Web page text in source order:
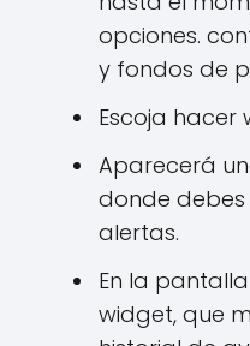
opciones.
y fondos de
Escoja hacer
Aparecerá
donde
alertas.
En la
widget, que